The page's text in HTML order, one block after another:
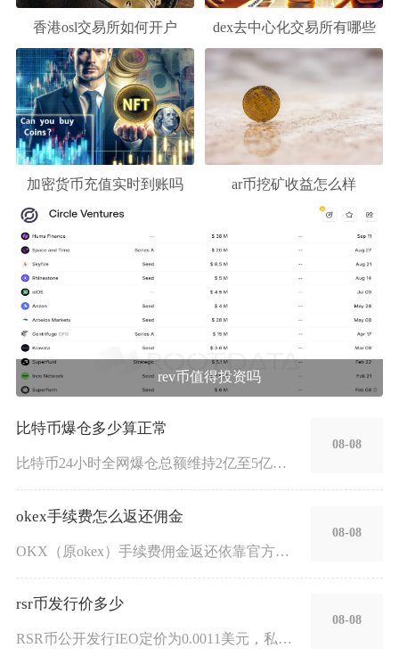
香港osl交易所如何开户 dex去中心化交易所有哪些
加密货币充值实时到账吗 ar币挖矿收益怎么样
rev币值得投资吗
比特币爆仓多少算正常
比特币24小时全网爆仓总额维持2亿至5亿美元属于市场常规正常
08-08
okex手续费怎么返还佣金
OKX（原okex）手续费佣金返还依靠官方邀请推荐体系自动结
08-08
rsr币发行价多少
RSR币公开发行IEO定价为0.0011美元，私募轮发行价0
08-08